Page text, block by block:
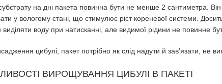
на дні пакета повинна бути не менше 2 сантиметра.
у вологому стані, що стимулює ріст кореневої системи.
виділяти воду при натисканні, але видимої рідини не повинне
цибулі, пакет потрібно як слід надути й зав’язати, не
ВИРОЩУВАННЯ ЦИБУЛІ В ПАКЕТІ